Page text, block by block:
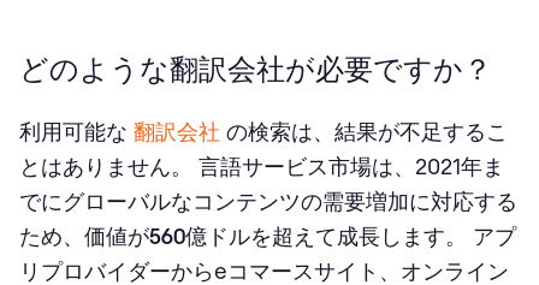
どのような翻訳会社が必要ですか？
利用可能な 翻訳会社 の検索は、結果が不足するこ
とはありません。 言語サービス市場は、2021年ま
でにグローバルなコンテンツの需要増加に対応する
ため、価値が560億ドルを超えて成長します。 アプ
リプロバイダーからeコマースサイト、オンライン